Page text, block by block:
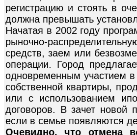
регистрацию и стоять в
должна превышать
Начатая в 2002 году
рыночно-
средств, заем или
операции. Город
одновременным участием в
собственной квартиры,
или с использованием
договоров. В зачет новой
если в семье появляются
Очевидно, что отмена